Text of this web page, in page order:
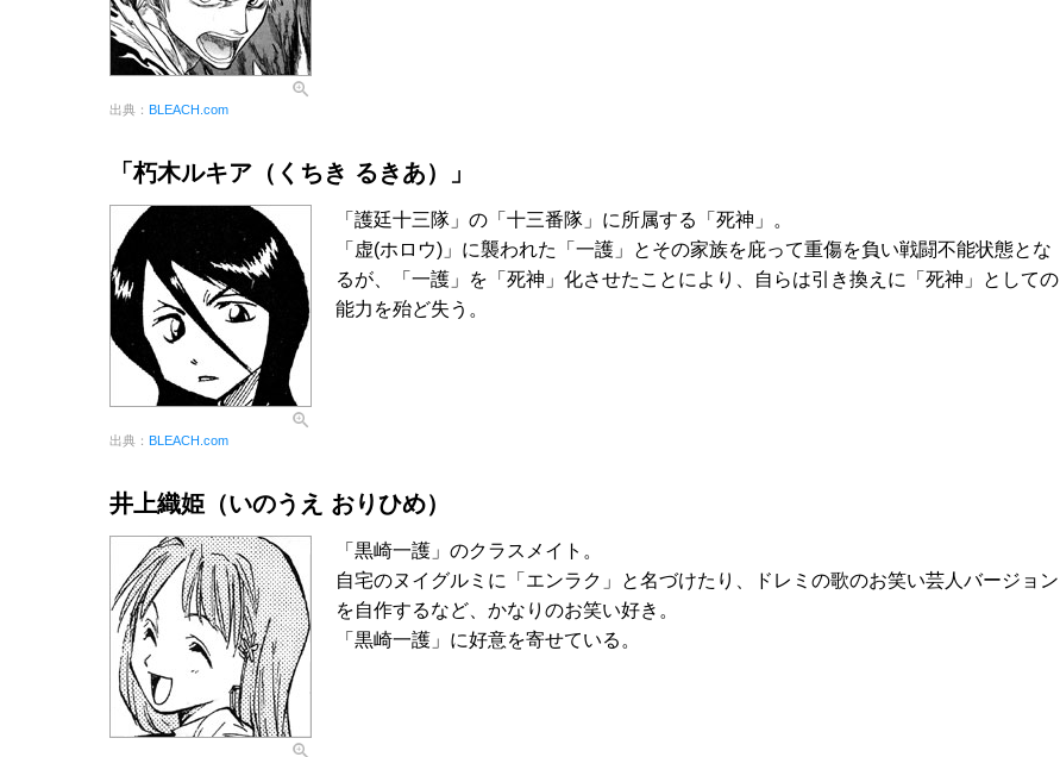
出典： BLEACH.com
「朽木ルキア（くちき るきあ）」
出典： BLEACH.com
「護廷十三隊」の「十三番隊」に所属する「死神」。
「虚(ホロウ)」に襲われた「一護」とその家族を庇って重傷を負い戦闘不能状態とな
るが、「一護」を「死神」化させたことにより、自らは引き換えに「死神」としての
能力を殆ど失う。
井上織姫（いのうえ おりひめ）
「黒崎一護」のクラスメイト。
自宅のヌイグルミに「エンラク」と名づけたり、ドレミの歌のお笑い芸人バージョン
を自作するなど、かなりのお笑い好き。
「黒崎一護」に好意を寄せている。